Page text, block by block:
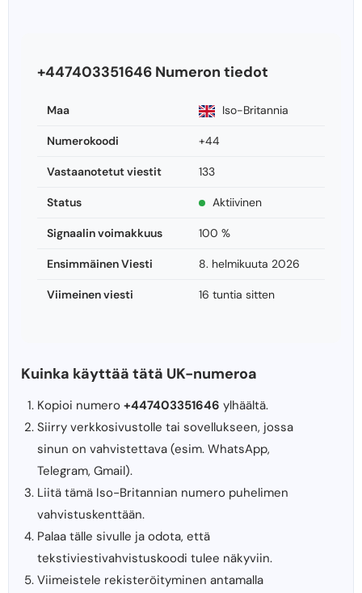
+447403351646 Numeron tiedot
Maa Iso-Britannia
Numerokoodi +44
Vastaanotetut viestit 133
Status Aktiivinen
Signaalin voimakkuus 100 %
Ensimmäinen Viesti 8. helmikuuta 2026
Viimeinen viesti 16 tuntia sitten
Kuinka käyttää tätä UK-numeroa
Kopioi numero +447403351646 ylhäältä.
Siirry verkkosivustolle tai sovellukseen, jossa
sinun on vahvistettava (esim. WhatsApp,
Telegram, Gmail).
Liitä tämä Iso-Britannian numero puhelimen
vahvistuskenttään.
Palaa tälle sivulle ja odota, että
tekstiviestivahvistuskoodi tulee näkyviin.
Viimeistele rekisteröityminen antamalla